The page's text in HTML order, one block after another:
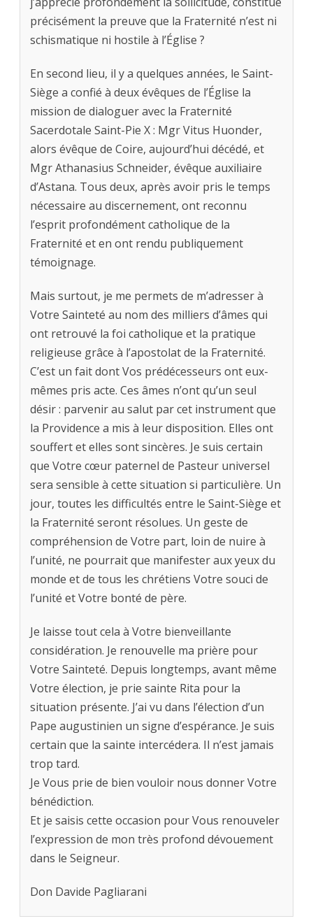
précisément la preuve que la Fraternité n’est ni
schismatique ni hostile à l’Église ?
En second lieu, il y a quelques années, le Saint-
Siège a confié à deux évêques de l’Église la
mission de dialoguer avec la Fraternité
Sacerdotale Saint-Pie X : Mgr Vitus Huonder,
alors évêque de Coire, aujourd’hui décédé, et
Mgr Athanasius Schneider, évêque auxiliaire
d’Astana. Tous deux, après avoir pris le temps
nécessaire au discernement, ont reconnu
l’esprit profondément catholique de la
Fraternité et en ont rendu publiquement
témoignage.
Mais surtout, je me permets de m’adresser à
Votre Sainteté au nom des milliers d’âmes qui
ont retrouvé la foi catholique et la pratique
religieuse grâce à l’apostolat de la Fraternité.
C’est un fait dont Vos prédécesseurs ont eux-
mêmes pris acte. Ces âmes n’ont qu’un seul
désir : parvenir au salut par cet instrument que
la Providence a mis à leur disposition. Elles ont
souffert et elles sont sincères. Je suis certain
que Votre cœur paternel de Pasteur universel
sera sensible à cette situation si particulière. Un
jour, toutes les difficultés entre le Saint-Siège et
la Fraternité seront résolues. Un geste de
compréhension de Votre part, loin de nuire à
l’unité, ne pourrait que manifester aux yeux du
monde et de tous les chrétiens Votre souci de
l’unité et Votre bonté de père.
Je laisse tout cela à Votre bienveillante
considération. Je renouvelle ma prière pour
Votre Sainteté. Depuis longtemps, avant même
Votre élection, je prie sainte Rita pour la
situation présente. J’ai vu dans l’élection d’un
Pape augustinien un signe d’espérance. Je suis
certain que la sainte intercédera. Il n’est jamais
trop tard.
Je Vous prie de bien vouloir nous donner Votre
bénédiction.
Et je saisis cette occasion pour Vous renouveler
l’expression de mon très profond dévouement
dans le Seigneur.
Don Davide Pagliarani